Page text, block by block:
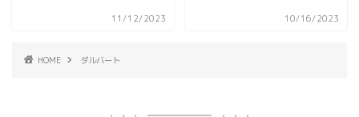
11/12/2023 10/16/2023
HOME ダルバート